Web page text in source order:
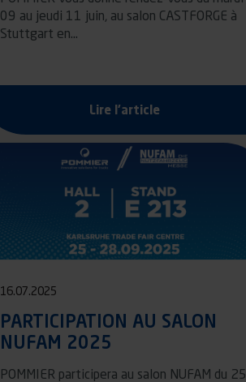
09 au jeudi 11 juin, au salon CASTFORGE à
Stuttgart en…
Lire l'article
16.07.2025
PARTICIPATION AU SALON
NUFAM 2025
POMMIER participera au salon NUFAM du 25